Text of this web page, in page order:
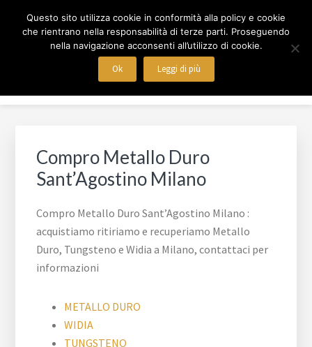
COMPRO WIDIA MILANO
Acquistiamo e recuperiamo anche Metallo Duro
Menu
Compro Metallo Duro
Sant’Agostino Milano
Compro Metallo Duro Sant’Agostino Milano :
acquistiamo ritiriamo e recuperiamo Metallo
Duro, Tungsteno e Widia a Milano, contattaci per
informazioni
METALLO DURO
WIDIA
TUNGSTENO
Questo sito utilizza cookie in conformità alla policy e cookie
che rientrano nella responsabilità di terze parti. Proseguendo
nella navigazione acconsenti all’utilizzo di cookie.
Ok Leggi di più